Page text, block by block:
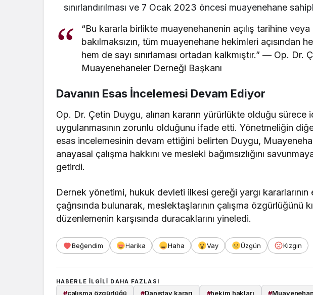
sınırlandırılması ve 7 Ocak 2023 öncesi muayenehane
“Bu kararla birlikte muayenehanenin açılış tarihine veya
bakılmaksızın, tüm muayenehane hekimleri açısından
hem de sayı sınırlaması ortadan kalkmıştır.” — Op. Dr.
Muayenehaneler Derneği Başkanı
Davanın Esas İncelemesi Devam Ediyor
Op. Dr. Çetin Duygu, alınan kararın yürürlükte olduğu sürece
uygulanmasının zorunlu olduğunu ifade etti. Yönetmeliğin
esas incelemesinin devam ettiğini belirten Duygu,
anayasal çalışma hakkını ve mesleki bağımsızlığını
getirdi.
Dernek yönetimi, hukuk devleti ilkesi gereği yargı kararlarının
çağrısında bulunarak, meslektaşlarının çalışma özgürlüğünü
düzenlemenin karşısında duracaklarını yineledi.
Beğendim Harika Haha Vay Üzgün Kızgın
HABERLE ILGILI DAHA FAZLASI
#çalışma özgürlüğü #Danıştay kararı #hekim hakları #